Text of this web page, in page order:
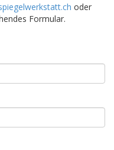
oder
Formular.